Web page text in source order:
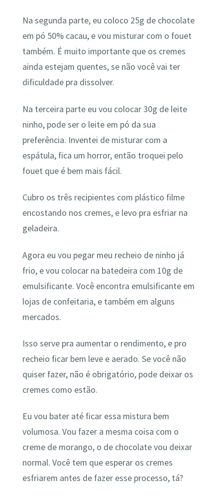
Na segunda parte, eu coloco 25g de chocolate
em pó 50% cacau, e vou misturar com o fouet
também. É muito importante que os cremes
ainda estejam quentes, se não você vai ter
dificuldade pra dissolver.
Na terceira parte eu vou colocar 30g de leite
ninho, pode ser o leite em pó da sua
preferência. Inventei de misturar com a
espátula, fica um horror, então troquei pelo
fouet que é bem mais fácil.
Cubro os três recipientes com plástico filme
encostando nos cremes, e levo pra esfriar na
geladeira.
Agora eu vou pegar meu recheio de ninho já
frio, e vou colocar na batedeira com 10g de
emulsificante. Você encontra emulsificante em
lojas de confeitaria, e também em alguns
mercados.
Isso serve pra aumentar o rendimento, e pro
recheio ficar bem leve e aerado. Se você não
quiser fazer, não é obrigatório, pode deixar os
cremes como estão.
Eu vou bater até ficar essa mistura bem
volumosa. Vou fazer a mesma coisa com o
creme de morango, o de chocolate vou deixar
normal. Você tem que esperar os cremes
esfriarem antes de fazer esse processo, tá?